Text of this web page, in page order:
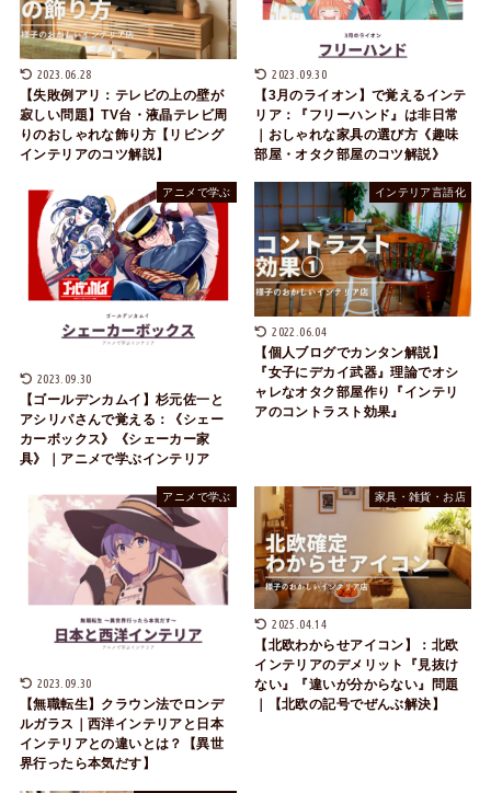
2023.06.28
【失敗例アリ：テレビの上の壁が
寂しい問題】TV台・液晶テレビ周
りのおしゃれな飾り方【リビング
インテリアのコツ解説】
2023.09.30
【3月のライオン】で覚えるインテ
リア：『フリーハンド』は非日常
｜おしゃれな家具の選び方《趣味
部屋・オタク部屋のコツ解説》
アニメで学ぶ
2023.09.30
【ゴールデンカムイ】杉元佐一と
アシリパさんで覚える：《シェー
カーボックス》《シェーカー家
具》｜アニメで学ぶインテリア
インテリア言語化
2022.06.04
【個人ブログでカンタン解説】
『女子にデカイ武器』理論でオシ
ャレなオタク部屋作り『インテリ
アのコントラスト効果』
アニメで学ぶ
2023.09.30
【無職転生】クラウン法でロンデ
ルガラス｜西洋インテリアと日本
インテリアとの違いとは？【異世
界行ったら本気だす】
家具・雑貨・お店
2025.04.14
【北欧わからせアイコン】：北欧
インテリアのデメリット『見抜け
ない』『違いが分からない』問題
｜【北欧の記号でぜんぶ解決】